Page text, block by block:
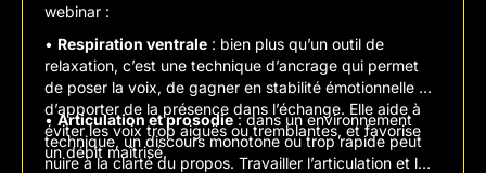
webinar :
• Respiration ventrale : bien plus qu’un outil de
relaxation, c’est une technique d’ancrage qui permet
de poser la voix, de gagner en stabilité émotionnelle et
d’apporter de la présence dans l’échange. Elle aide à
éviter les voix trop aiguës ou tremblantes, et favorise
un débit maîtrisé.
• Articulation et prosodie: dans un environnement
technique, un discours monotone ou trop rapide peut
nuire à la clarté du propos. Travailler l’articulation et la